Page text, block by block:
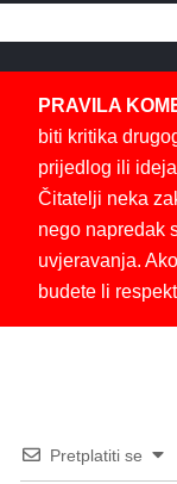
PRAVILA
biti kritika
prijedlog ili
Čitatelji neka
nego napredak
uvjeravanja.
budete li
Pretplatiti se